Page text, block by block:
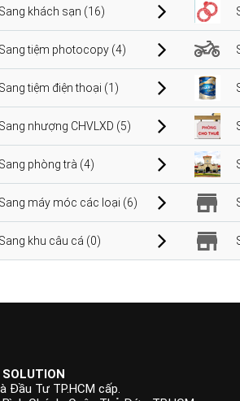
khách sạn (16)
tiệm photocopy (4)
tiệm điện thoại (1)
nhượng CHVLXD (5)
phòng trà (4)
máy móc các loại (6)
khu câu cá (0)
Đầu Tư TP.HCM cấp.